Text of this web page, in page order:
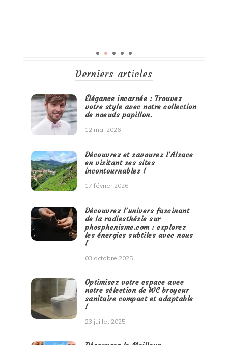
Derniers articles
Élégance incarnée : Trouvez
votre style avec notre collection
de noeuds papillon.
12 mai 2026
Découvrez et savourez l’Alsace
en visitant ses sites
incontournables !
17 février 2026
Découvrez l’univers fascinant
de la radiesthésie sur
phosphenisme.com : explorez
les énergies subtiles avec nous
!
03 octobre 2025
Optimisez votre espace avec
notre sélection de WC broyeur
sanitaire compact et adaptable
!
23 juillet 2025